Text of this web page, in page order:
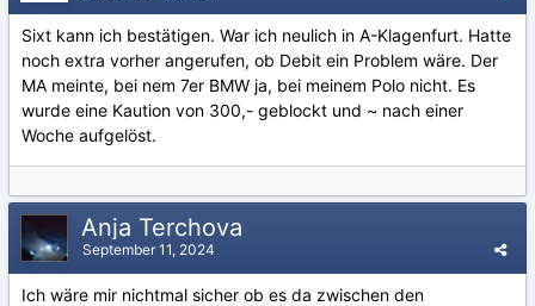
Sixt kann ich bestätigen. War ich neulich in A-Klagenfurt. Hatte
noch extra vorher angerufen, ob Debit ein Problem wäre. Der
MA meinte, bei nem 7er BMW ja, bei meinem Polo nicht. Es
wurde eine Kaution von 300,- geblockt und ~ nach einer
Woche aufgelöst.
Anja Terchova
September 11, 2024
Ich wäre mir nichtmal sicher ob es da zwischen den